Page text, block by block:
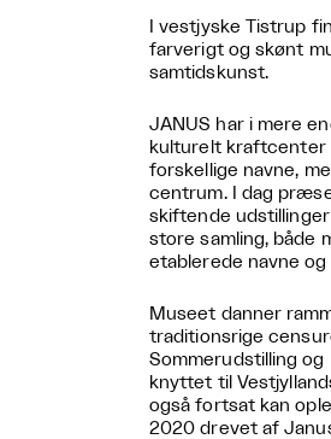
I vestjyske Tistrup
farverigt og skønt
samtidskunst.
JANUS har i mere
kulturelt kraftcenter
forskellige navne,
centrum. I dag
skiftende
store samling, både
etablerede navne
Museet danner
traditionsrige
Sommerudstilling
knyttet til
også fortsat kan
2020 drevet af